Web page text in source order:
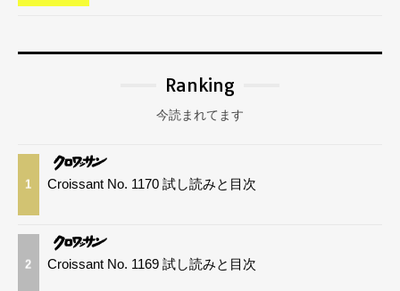
Ranking
今読まれてます
1 Croissant No. 1170 試し読みと目次
2 Croissant No. 1169 試し読みと目次